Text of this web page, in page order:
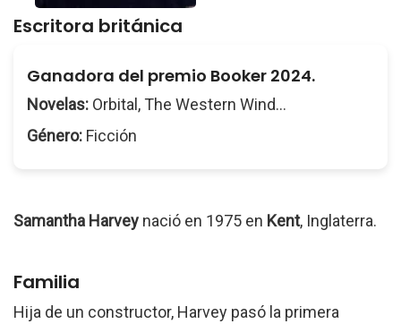
Escritora británica
Ganadora del premio Booker 2024.
Novelas: Orbital, The Western Wind...
Género: Ficción
Samantha Harvey nació en 1975 en Kent, Inglaterra.
Familia
Hija de un constructor, Harvey pasó la primera